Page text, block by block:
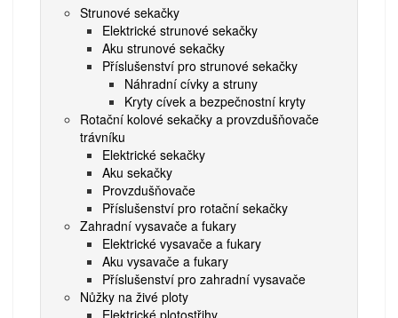
Strunové sekačky
Elektrické strunové sekačky
Aku strunové sekačky
Příslušenství pro strunové sekačky
Náhradní cívky a struny
Kryty cívek a bezpečnostní kryty
Rotační kolové sekačky a provzdušňovače
trávníku
Elektrické sekačky
Aku sekačky
Provzdušňovače
Příslušenství pro rotační sekačky
Zahradní vysavače a fukary
Elektrické vysavače a fukary
Aku vysavače a fukary
Příslušenství pro zahradní vysavače
Nůžky na živé ploty
Elektrické plotostřihy